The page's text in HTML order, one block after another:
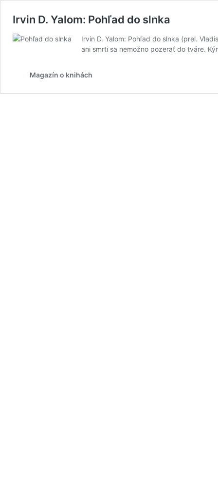
Irvin D. Yalom: Pohľad do slnka
Irvin D. Yalom: Pohľad do slnka (prel.
ani smrti sa nemožno pozerať do tváre.
Magazín o knihách